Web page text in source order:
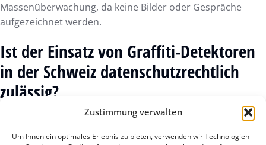
Zustimmung verwalten
Um Ihnen ein optimales Erlebnis zu bieten, verwenden wir Technologien
Massenüberwachung, da keine Bilder oder Gespräche
aufgezeichnet werden.
Ist der Einsatz von Graffiti-Detektoren
in der Schweiz datenschutzrechtlich
zulässig?
Ja, der Einsatz ist in der Schweiz rechtlich unbedenklich